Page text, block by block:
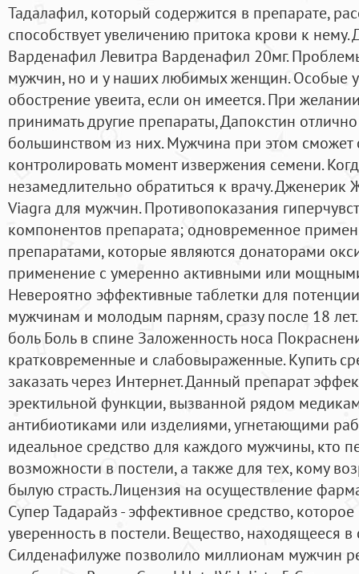
Тадалафил, который содержится в препарате,
способствует увеличению притока крови к
Варденафил Левитра Варденафил 20мг.
мужчин, но и у наших любимых женщин. Особые
обострение увеита, если он имеется. При
принимать другие препараты, Дапокстин
большинством из них. Мужчина при этом сможет
контролировать момент извержения семени.
незамедлительно обратиться к врачу. Дженерик
Viagra для мужчин. Противопоказания
компонентов препарата; одновременное
препаратами, которые являются донаторами
применение с умеренно активными или
Невероятно эффективные таблетки для
мужчинам и молодым парням, сразу после 18
боль Боль в спине Заложенность носа
кратковременные и слабовыраженные. Купить
заказать через Интернет. Данный препарат
эректильной функции, вызванной рядом
антибиотиками или изделиями, угнетающими
идеальное средство для каждого мужчины, кто
возможности в постели, а также для тех, кому
былую страсть.Лицензия на осуществление
Супер Тадарайз - эффективное средство,
уверенность в постели. Вещество, находящееся в
Силденафилуже позволило миллионам мужчин